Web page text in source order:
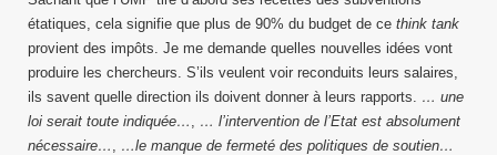
étatiques, cela signifie que plus de 90% du budget de ce think tank
provient des impôts. Je me demande quelles nouvelles idées vont
produire les chercheurs. S’ils veulent voir reconduits leurs salaires,
ils savent quelle direction ils doivent donner à leurs rapports. … une
loi serait toute indiquée… , … l’intervention de l’Etat est absolument
nécessaire… , …le manque de fermeté des politiques de soutien…